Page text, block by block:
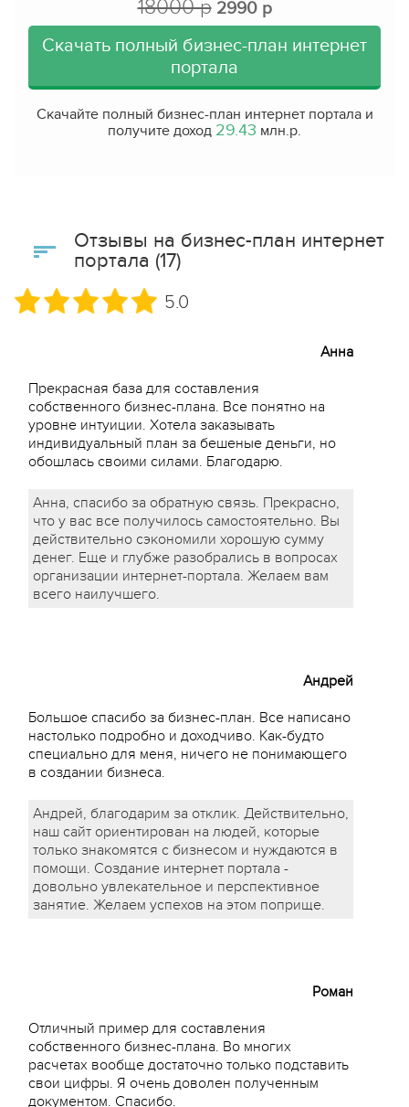
18000 р 2990 р
Скачать полный бизнес-план интернет
портала
Скачайте полный бизнес-план интернет портала и
получите доход 29.43 млн.р.
Отзывы на бизнес-план интернет
портала (17)
5.0
Анна
Прекрасная база для составления
собственного бизнес-плана. Все понятно на
уровне интуиции. Хотела заказывать
индивидуальный план за бешеные деньги, но
обошлась своими силами. Благодарю.
Анна, спасибо за обратную связь. Прекрасно,
что у вас все получилось самостоятельно. Вы
действительно сэкономили хорошую сумму
денег. Еще и глубже разобрались в вопросах
организации интернет-портала. Желаем вам
всего наилучшего.
Андрей
Большое спасибо за бизнес-план. Все написано
настолько подробно и доходчиво. Как-будто
специально для меня, ничего не понимающего
в создании бизнеса.
Андрей, благодарим за отклик. Действительно,
наш сайт ориентирован на людей, которые
только знакомятся с бизнесом и нуждаются в
помощи. Создание интернет портала -
довольно увлекательное и перспективное
занятие. Желаем успехов на этом поприще.
Роман
Отличный пример для составления
собственного бизнес-плана. Во многих
расчетах вообще достаточно только подставить
свои цифры. Я очень доволен полученным
документом. Спасибо.